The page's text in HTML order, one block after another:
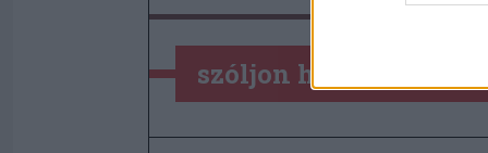
szóljon hozzá!